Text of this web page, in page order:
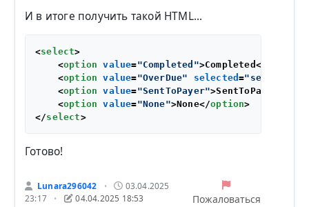
И в итоге получить такой HTML...
<select>
<option value="Completed">Completed </
<option value="OverDue" selected="selected"
<option value="SentToPayer">SentToPayer
<option value="None">None</option>
</select>
Готово!
Lunara296042 •
03.04.2025
23:17
• 04.04.2025 18:53 Пожаловаться